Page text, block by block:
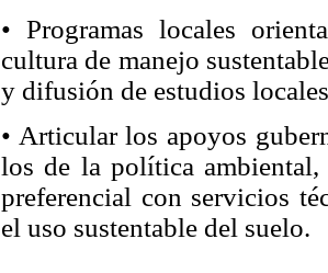
• Programas locales
cultura de manejo
y difusión de estudios
• Articular los apoyos
los de la política ambiental,
preferencial con servicios
el uso sustentable del suelo.